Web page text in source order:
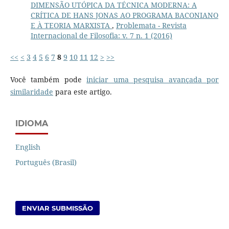
DIMENSÃO UTÓPICA DA TÉCNICA MODERNA: A
CRÍTICA DE HANS JONAS AO PROGRAMA BACONIANO
E À TEORIA MARXISTA , Problemata - Revista
Internacional de Filosofia: v. 7 n. 1 (2016)
<< < 3 4 5 6 7 8 9 10 11 12 > >>
Você também podeiniciar uma pesquisa avançada por
similaridade para este artigo.
IDIOMA
English
Português (Brasil)
ENVIAR SUBMISSÃO